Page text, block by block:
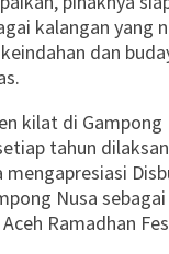
kalangan yang
dan
kilat di Gampong
tahun
Nusa
Ramadhan